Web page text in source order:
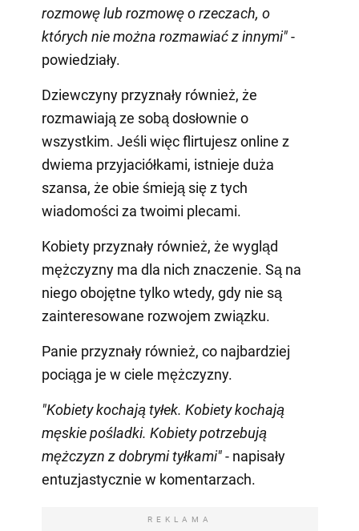
rozmowę lub rozmowę o rzeczach, o
których nie można rozmawiać z innymi"-
powiedziały.
Dziewczyny przyznały również, że
rozmawiają ze sobą dosłownie o
wszystkim. Jeśli więc flirtujesz online z
dwiema przyjaciółkami, istnieje duża
szansa, że obie śmieją się z tych
wiadomości za twoimi plecami.
Kobiety przyznały również, że wygląd
mężczyzny ma dla nich znaczenie. Są na
niego obojętne tylko wtedy, gdy nie są
zainteresowane rozwojem związku.
Panie przyznały również, co najbardziej
pociąga je w ciele mężczyzny.
"Kobiety kochają tyłek. Kobiety kochają
męskie pośladki. Kobiety potrzebują
mężczyzn z dobrymi tyłkami"- napisały
entuzjastycznie w komentarzach.
REKLAMA